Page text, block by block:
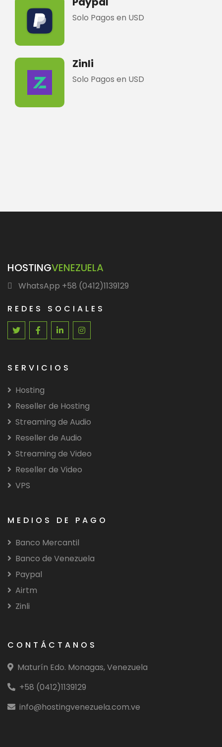
Solo Pagos en USD
Zinli
Solo Pagos en USD
HOSTINGVENEZUELA
WhatsApp +58 (0412)1139129
REDES SOCIALES
SERVICIOS
Hosting
Reseller de Hosting
Streaming de Audio
Reseller de Audio
Streaming de Video
Reseller de Video
VPS
MEDIOS DE PAGO
Banco Mercantil
Banco de Venezuela
Paypal
Airtm
Zinli
CONTÁCTANOS
Maturín Edo. Monagas, Venezuela
+58 (0412)1139129
info@hostingvenezuela.com.ve